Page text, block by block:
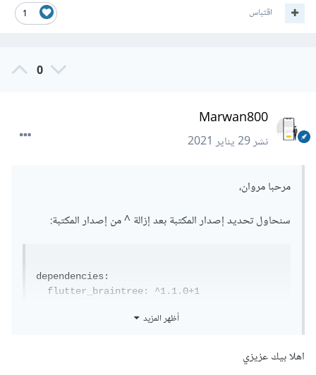
1 اقتباس
0
Marwan800
نشر29 يناير 2021
مرحبا مروان،
سنحاول تحديد إصدار المكتبة بعد إزالة ^ من إصدار المكتبة:
dependencies:
  flutter_braintree: ^1.1.0+1
أظهر المزيد
اهلا بيك عزيزي